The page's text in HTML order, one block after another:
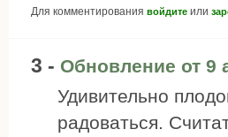
Для комментирования войдите или
3 - Обновление от 9
Удивительно
радоваться.